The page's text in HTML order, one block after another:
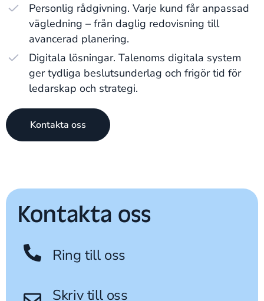
Personlig rådgivning. Varje kund får anpassad
vägledning – från daglig redovisning till
avancerad planering.
Digitala lösningar. Talenoms digitala system
ger tydliga beslutsunderlag och frigör tid för
ledarskap och strategi.
Kontakta oss
Kontakta oss
Ring till oss
Skriv till oss